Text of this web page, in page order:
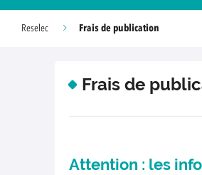
Reselec Frais de publication
Frais de
Attention : les